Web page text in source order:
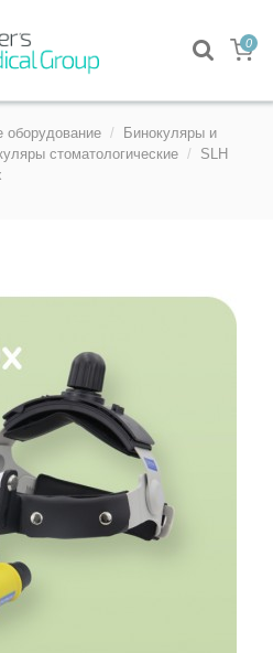
0
оборудование
Бинокуляры и
стоматологические
SLH